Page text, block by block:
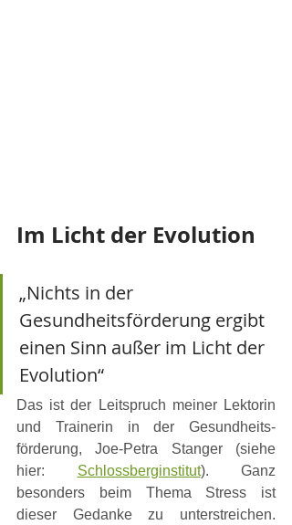
Im Licht der Evolution
„Nichts in der
Gesundheitsförderung ergibt
einen Sinn außer im Licht der
Evolution“
Das ist der Leitspruch meiner Lektorin
und Trainerin in der Gesundheits-
förderung, Joe-Petra Stanger (siehe
hier: Schlossberginstitut). Ganz
besonders beim Thema Stress ist
dieser Gedanke zu unterstreichen.